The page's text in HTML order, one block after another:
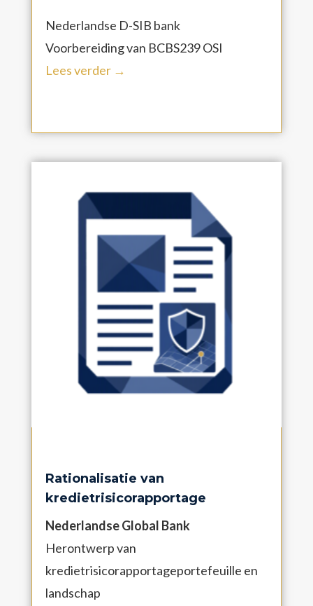
Nederlandse D-SIB bank
Voorbereiding van BCBS239 OSI
Lees verder →
Rationalisatie van
kredietrisicorapportage
Nederlandse Global Bank
Herontwerp van
kredietrisicorapportageportefeuille en
landschap